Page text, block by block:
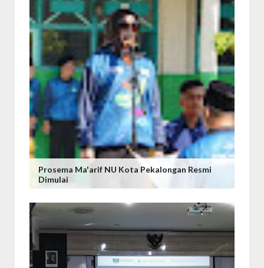
Prosema Ma'arif NU Kota Pekalongan Resmi
Dimulai